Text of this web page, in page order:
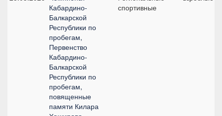
Кабардино-
Балкарской
Республики по
пробегам,
Первенство
Кабардино-
Балкарской
Республики по
пробегам,
повященные
памяти Килара
спортивные